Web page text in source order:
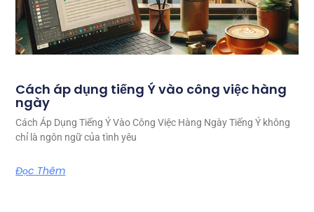
Cách áp dụng tiếng Ý vào công việc hàng
ngày
Cách Áp Dụng Tiếng Ý Vào Công Việc Hàng Ngày Tiếng Ý không
chỉ là ngôn ngữ của tình yêu
Đọc Thêm